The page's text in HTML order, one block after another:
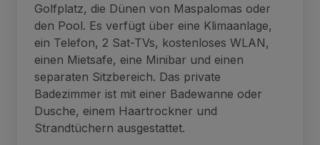
Golfplatz, die Dünen von Maspalomas oder
den Pool. Es verfügt über eine Klimaanlage,
ein Telefon, 2 Sat-TVs, kostenloses WLAN,
einen Mietsafe, eine Minibar und einen
separaten Sitzbereich. Das private
Badezimmer ist mit einer Badewanne oder
Dusche, einem Haartrockner und
Strandtüchern ausgestattet.